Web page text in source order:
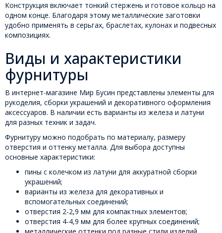
Конструкция включает тонкий стержень и готовое кольцо на
одном конце. Благодаря этому металлические заготовки
удобно применять в серьгах, браслетах, кулонах и подвесных
композициях.
Виды и характеристики
фурнитуры
В интернет-магазине Мир Бусин представлены элементы для
рукоделия, сборки украшений и декоративного оформления
аксессуаров. В наличии есть варианты из железа и латуни
для разных техник и задач.
Фурнитуру можно подобрать по материалу, размеру
отверстия и оттенку металла. Для выбора доступны
основные характеристики:
пины с колечком из латуни для аккуратной сборки
украшений;
варианты из железа для декоративных и
вспомогательных соединений;
отверстия 2-2,9 мм для компактных элементов;
отверстия 4-4,9 мм для более крупных соединений;